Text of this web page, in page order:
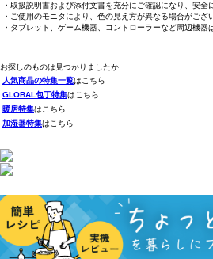
・取扱説明書および添付文書を充分にご確認になり、安全
・ご使用のモニタにより、色の見え方が異なる場合がござ
・タブレット、ゲーム機器、コントローラーなど周辺機器
お探しのものは見つかりましたか
人気商品の特集一覧はこちら
GLOBAL包丁特集はこちら
暖房特集はこちら
加湿器特集はこちら